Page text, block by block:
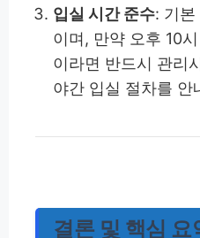
입실 시간 준수: 기본
이며, 만약 오후 10
이라면 반드시 관리
야간 입실 절차를 안
결론 및 핵심 요